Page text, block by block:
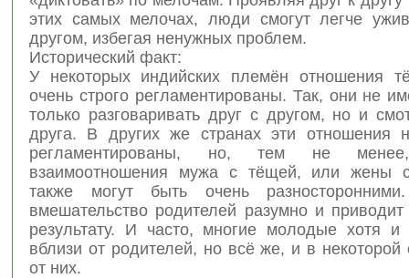
этих самых мелочах, люди смогут легче
другом, избегая ненужных проблем.
Исторический факт:
У некоторых индийских племён отношения
очень строго регламентированы. Так, они не
только разговаривать друг с другом, но и
друга. В других же странах эти отношения
регламентированы, но, тем не
взаимоотношения мужа с тёщей, или жены
также могут быть очень
вмешательство родителей разумно и
результату. И часто, многие молодые хотя
вблизи от родителей, но всё же, и в некоторой
от них.